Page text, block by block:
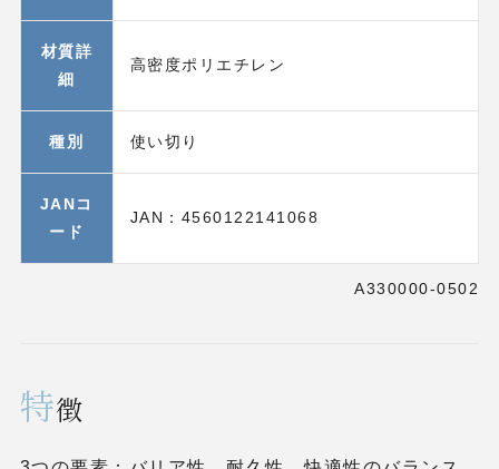
材質詳
細
高密度ポリエチレン
種別 使い切り
JANコ
ード
JAN：4560122141068
A330000-0502
特徴